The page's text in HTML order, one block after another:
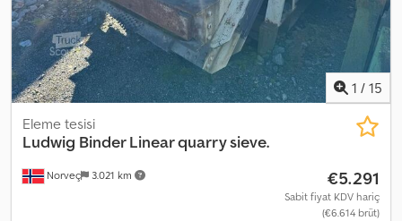
1 / 15
Norveç 3.021 km
Eleme tesisi
Ludwig Binder Linear quarry sieve.
€5.291
Sabit fiyat KDV hariç
(€6.614 brüt)